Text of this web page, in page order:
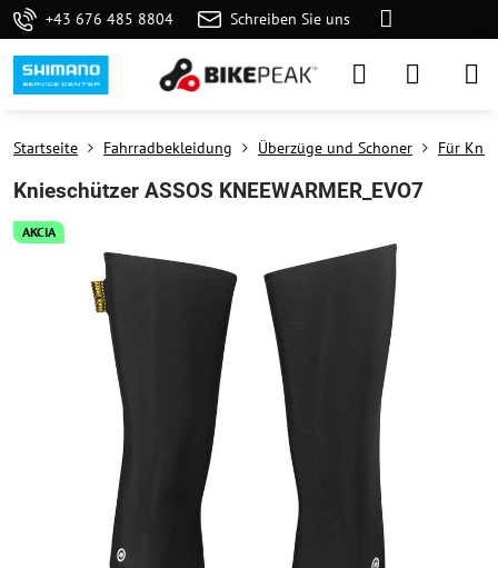
+43 676 485 8804 Schreiben Sie uns
AKCIA
Startseite Fahrradbekleidung Überzüge und Schoner Für Knie
Knieschützer ASSOS KNEEWARMER_EVO7